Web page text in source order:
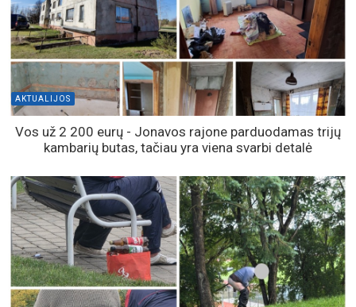
AKTUALIJOS
Vos už 2 200 eurų - Jonavos rajone parduodamas trijų
kambarių butas, tačiau yra viena svarbi detalė